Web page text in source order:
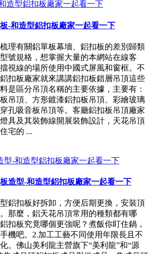
-和造型鋁扣板廠家一起看一下
理有關鋁單板幕墻、鋁扣板的差別歸類
號規格，想掌握大量的本網站在線客
視線的場所使用中國式屏風和窗框。不
扣板廠家就來講講鋁扣板錯層吊頂這些
是區分吊頂名稱的主要依據，主要有：
吊頂、方形鍍漆鋁扣板吊頂、彩繪玻璃
孔吸音板吊頂等。客廳鋁扣板吊頂廠家
具及其裝飾線開展裝飾設計，天花吊頂
宅的 ...
造型-和造型鋁扣板廠家一起看一下
鋁扣板好拆卸，方便后期更換，安裝頂
那麼，鋁天花吊頂常用的種類都有哪
扣板究竟哪個更強呢？煮飯你盯住鍋，
機吧。2.加工工藝不同使用年限長且不
。佛山美利龍主營旗下“美利龍”和“源